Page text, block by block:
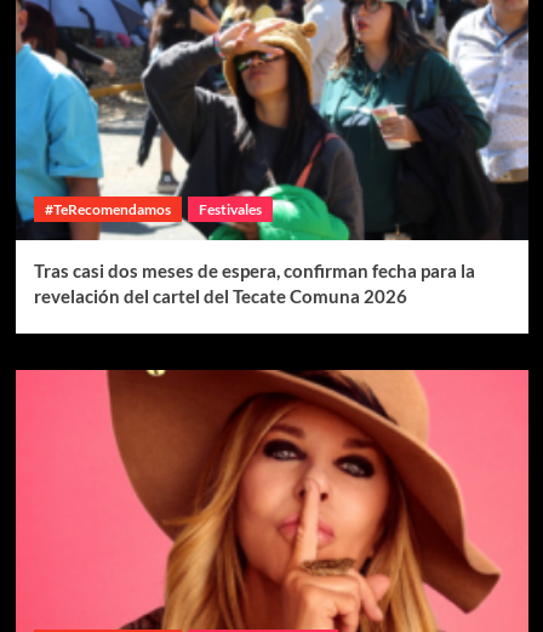
#TeRecomendamos Festivales
Tras casi dos meses de espera, confirman fecha para la
revelación del cartel del Tecate Comuna 2026